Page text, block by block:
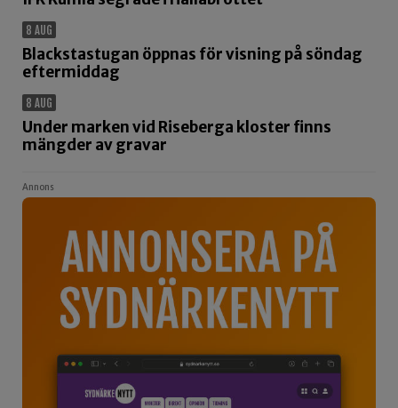
8 AUG
Blackstastugan öppnas för visning på söndag
eftermiddag
8 AUG
Under marken vid Riseberga kloster finns
mängder av gravar
Annons